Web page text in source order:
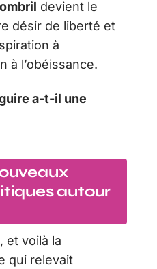
devient le
désir de liberté et
à
à l’obéissance.
a-t-il une
autour
et voilà la
qui relevait